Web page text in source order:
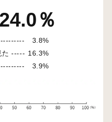
24.0％
3.8%
た ----- 16.3%
3.9%